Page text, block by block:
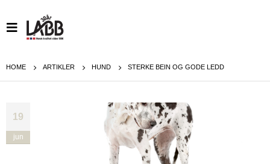
HOME ARTIKLER HUND STERKE BEIN OG GODE LEDD
19
jun